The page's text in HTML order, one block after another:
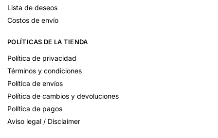
Lista de deseos
Costos de envío
POLÍTICAS DE LA TIENDA
Política de privacidad
Términos y condiciones
Política de envíos
Política de cambios y devoluciones
Política de pagos
Aviso legal / Disclaimer